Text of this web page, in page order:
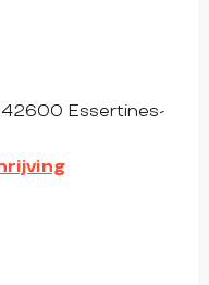
42600 Essertines-